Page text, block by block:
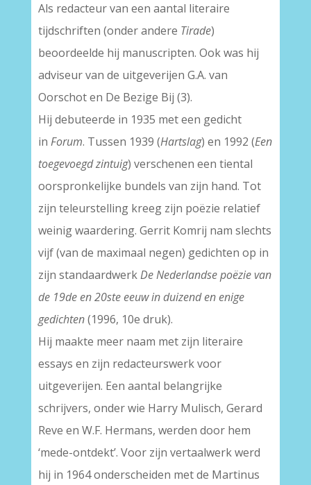
Als redacteur van een aantal literaire
tijdschriften (onder andere Tirade)
beoordeelde hij manuscripten. Ook was hij
adviseur van de uitgeverijen G.A. van
Oorschot en De Bezige Bij (3).
Hij debuteerde in 1935 met een gedicht
in Forum. Tussen 1939 (Hartslag) en 1992 (Een
toegevoegd zintuig) verschenen een tiental
oorspronkelijke bundels van zijn hand. Tot
zijn teleurstelling kreeg zijn poëzie relatief
weinig waardering. Gerrit Komrij nam slechts
vijf (van de maximaal negen) gedichten op in
zijn standaardwerkDe Nederlandse poëzie van
de 19de en 20ste eeuw in duizend en enige
gedichten(1996, 10e druk).
Hij maakte meer naam met zijn literaire
essays en zijn redacteurswerk voor
uitgeverijen. Een aantal belangrijke
schrijvers, onder wie Harry Mulisch, Gerard
Reve en W.F. Hermans, werden door hem
‘mede-ontdekt’. Voor zijn vertaalwerk werd
hij in 1964 onderscheiden met de Martinus